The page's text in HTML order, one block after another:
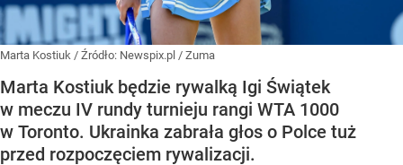
Marta Kostiuk / Źródło: Newspix.pl / Zuma
Marta Kostiuk będzie rywalką Igi Świątek
w meczu IV rundy turnieju rangi WTA 1000
w Toronto. Ukrainka zabrała głos o Polce tuż
przed rozpoczęciem rywalizacji.